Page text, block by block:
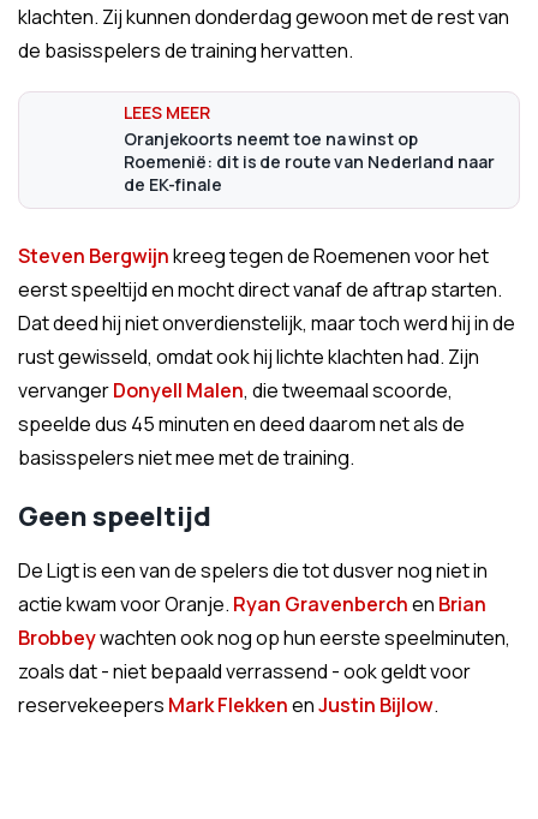
klachten. Zij kunnen donderdag gewoon met de rest van
de basisspelers de training hervatten.
Oranjekoorts neemt toe na winst op
Roemenië: dit is de route van Nederland naar
de EK-finale
Steven Bergwijnkreeg tegen de Roemenen voor het
eerst speeltijd en mocht direct vanaf de aftrap starten.
Dat deed hij niet onverdienstelijk, maar toch werd hij in de
rust gewisseld, omdat ook hij lichte klachten had. Zijn
vervangerDonyell Malen, die tweemaal scoorde,
speelde dus 45 minuten en deed daarom net als de
basisspelers niet mee met de training.
Geen speeltijd
De Ligt is een van de spelers die tot dusver nog niet in
actie kwam voor Oranje. Ryan Gravenberchen Brian
Brobbeywachten ook nog op hun eerste speelminuten,
zoals dat - niet bepaald verrassend - ook geldt voor
reservekeepers Mark FlekkenenJustin Bijlow.